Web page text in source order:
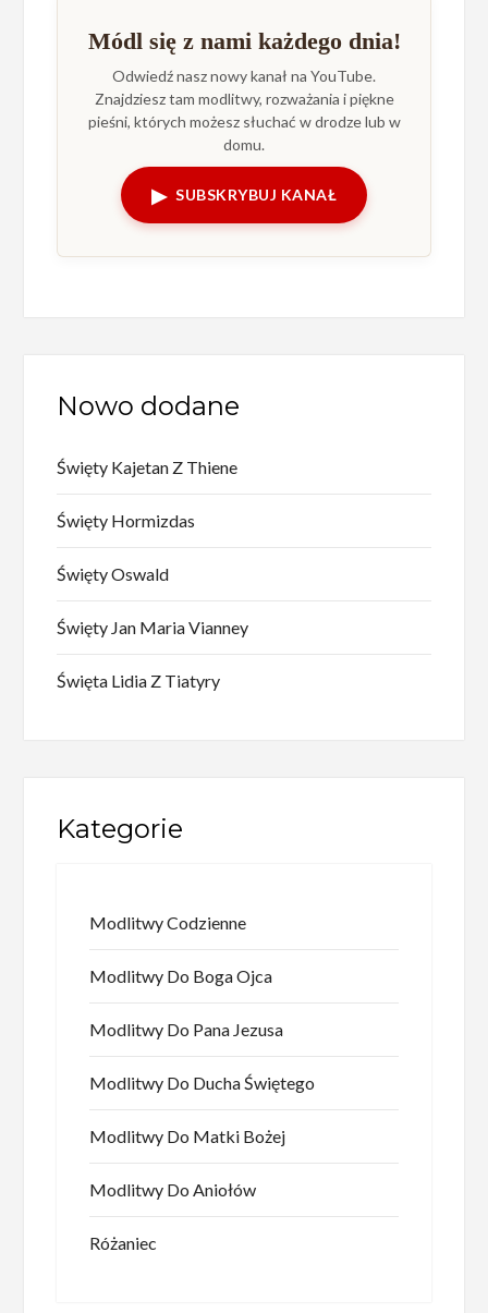
Módl się z nami każdego dnia!
Odwiedź nasz nowy kanał na YouTube.
Znajdziesz tam modlitwy, rozważania i piękne
pieśni, których możesz słuchać w drodze lub w
domu.
▶ SUBSKRYBUJ KANAŁ
Nowo dodane
Święty Kajetan Z Thiene
Święty Hormizdas
Święty Oswald
Święty Jan Maria Vianney
Święta Lidia Z Tiatyry
Kategorie
Modlitwy Codzienne
Modlitwy Do Boga Ojca
Modlitwy Do Pana Jezusa
Modlitwy Do Ducha Świętego
Modlitwy Do Matki Bożej
Modlitwy Do Aniołów
Różaniec